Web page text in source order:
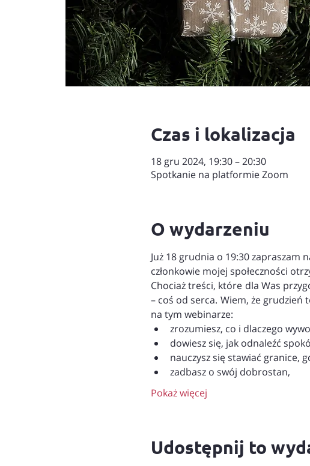
Czas i lokalizacja
18 gru 2024, 19:30 – 20:30
Spotkanie na platformie Zoom
O wydarzeniu
Już 18 grudnia o 19:30 zapraszam
członkowie mojej społeczności
Chociaż treści, które dla Was
– coś od serca. Wiem, że
na tym webinarze:
zrozumiesz, co i dlaczego
dowiesz się, jak odnaleźć
nauczysz się stawiać granice,
zadbasz o swój dobrostan,
Pokaż więcej
Udostępnij to